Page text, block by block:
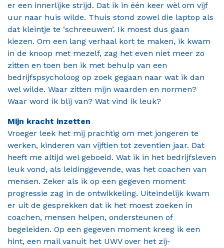
er een innerlijke strijd. Dat ik in één keer wèl om vijf
uur naar huis wilde. Thuis stond zowel die laptop als
dat kleintje te ‘schreeuwen’. Ik moest dus gaan
kiezen. Om een lang verhaal kort te maken, ik kwam
in de knoop met mezelf, zag het even niet meer zo
zitten en toen ben ik met behulp van een
bedrijfspsycholoog op zoek gegaan naar wat ik dan
wel wilde. Waar zitten mijn waarden en normen?
Waar word ik blij van? Wat vind ik leuk?
Mijn kracht inzetten
Vroeger leek het mij prachtig om met jongeren te
werken, kinderen van vijftien tot zeventien jaar. Dat
heeft me altijd wel geboeid. Wat ik in het bedrijfsleven
leuk vond, als leidinggevende, was het coachen van
mensen. Zeker als ik op een gegeven moment
progressie zag in de ontwikkeling. Uiteindelijk kwam
er uit de gesprekken dat ik het moest zoeken in
coachen, mensen helpen, ondersteunen of
begeleiden. Op een gegeven moment kreeg ik een
hint, een mail vanuit het UWV over het zij-